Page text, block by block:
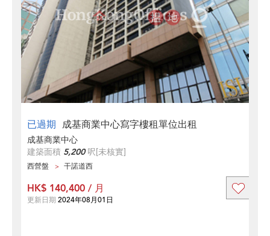
已過期 成基商業中心寫字樓租單位出租
成基商業中心
建築面積 5,200呎[未核實]
西營盤 干諾道西
HK$ 140,400 / 月
更新日期 2024年08月01日